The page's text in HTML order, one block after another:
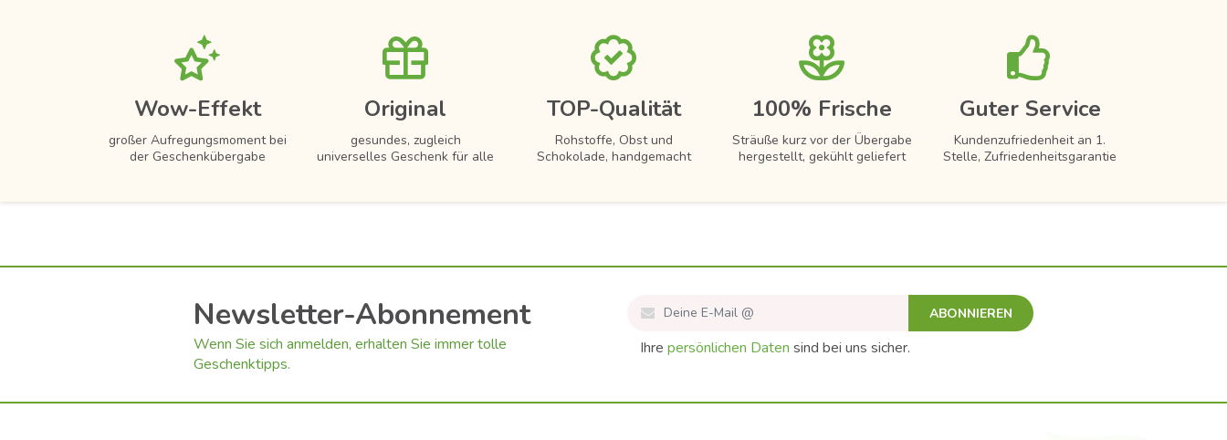
Wow-Effekt
großer Aufregungsmoment bei
der Geschenkübergabe
Original
gesundes, zugleich
universelles Geschenk für alle
TOP-Qualität
Rohstoffe, Obst und
Schokolade, handgemacht
100% Frische
Sträuße kurz vor der Übergabe
hergestellt, gekühlt geliefert
Guter Service
Kundenzufriedenheit an 1.
Stelle, Zufriedenheitsgarantie
Newsletter-Abonnement
Wenn Sie sich anmelden, erhalten Sie immer tolle
Geschenktipps.
ABONNIEREN
Ihre persönlichen Daten sind bei uns sicher.